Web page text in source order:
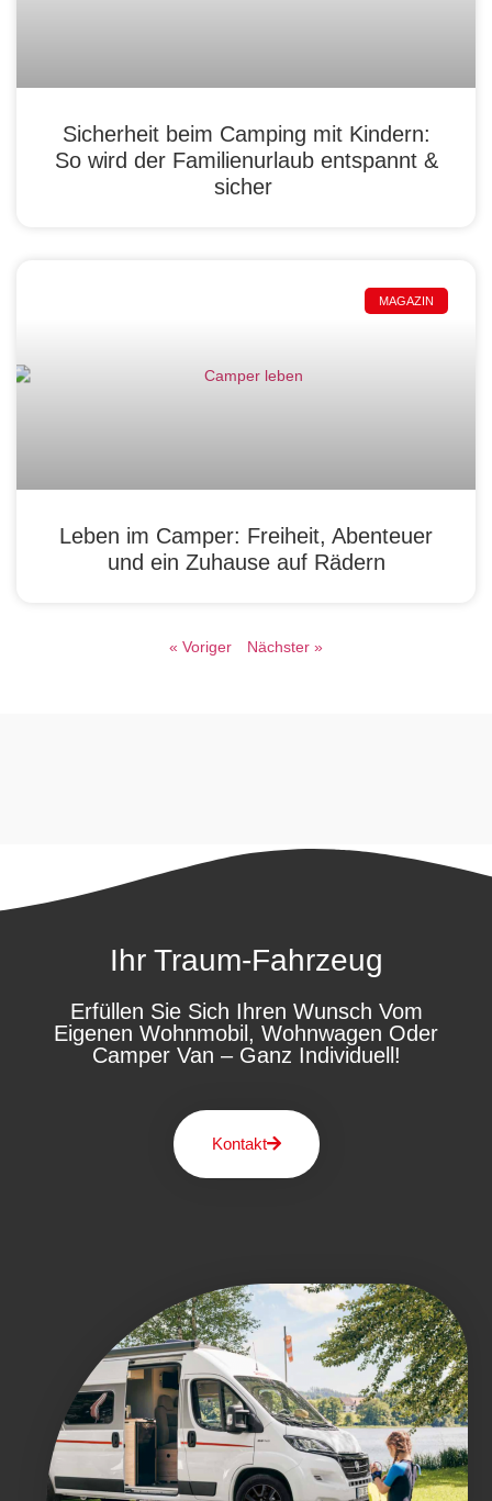
Sicherheit beim Camping mit Kindern:
So wird der Familienurlaub entspannt &
sicher
MAGAZIN
Leben im Camper: Freiheit, Abenteuer
und ein Zuhause auf Rädern
« Voriger Nächster »
Ihr Traum-Fahrzeug
Erfüllen Sie Sich Ihren Wunsch Vom
Eigenen Wohnmobil, Wohnwagen Oder
Camper Van – Ganz Individuell!
Kontakt